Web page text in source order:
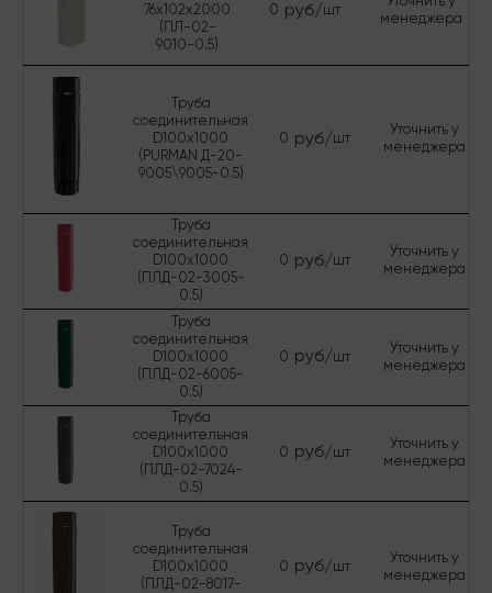
76х102х2000
(ПЛ-02-
9010-0.5)
0 руб/шт
менеджера
Труба
соединительная
D100х1000
(PURMAN Д-20-
9005\9005-0.5)
0 руб/шт
Уточнить у
менеджера
Труба
соединительная
D100х1000
(ПЛД-02-3005-
0.5)
0 руб/шт
Уточнить у
менеджера
Труба
соединительная
D100х1000
(ПЛД-02-6005-
0.5)
0 руб/шт
Уточнить у
менеджера
Труба
соединительная
D100х1000
(ПЛД-02-7024-
0.5)
0 руб/шт
Уточнить у
менеджера
Труба
соединительная
D100х1000
(ПЛД-02-8017-
0 руб/шт
Уточнить у
менеджера